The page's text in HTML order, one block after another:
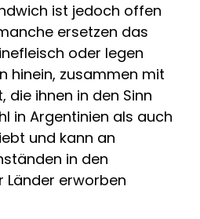
ist jedoch offen
ersetzen das
oder legen
hinein, zusammen mit
die ihnen in den Sinn
in Argentinien als auch
und kann an
in den
erworben